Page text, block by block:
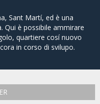
Sant Martí, ed è una
Qui è possibile ammirare
quartiere cosí nuovo
in corso di svilupo.
posizione sul